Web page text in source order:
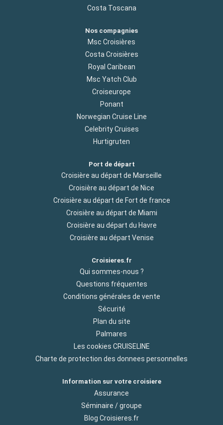
Costa Toscana
Nos compagnies
Msc Croisières
Costa Croisières
Royal Caribean
Msc Yatch Club
Croiseurope
Ponant
Norwegian Cruise Line
Celebrity Cruises
Hurtigruten
Port de départ
Croisière au départ de Marseille
Croisière au départ de Nice
Croisière au départ de Fort de france
Croisière au départ de Miami
Croisière au départ du Havre
Croisière au départ Venise
Croisieres.fr
Qui sommes-nous ?
Questions fréquentes
Conditions générales de vente
Sécurité
Plan du site
Palmares
Les cookies CRUISELINE
Charte de protection des donnees personnelles
Information sur votre croisiere
Assurance
Séminaire / groupe
Blog Croisieres.fr